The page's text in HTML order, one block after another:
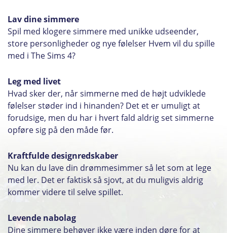
Lav dine simmere
Spil med klogere simmere med unikke udseender,
store personligheder og nye følelser Hvem vil du spille
med i The Sims 4?
Leg med livet
Hvad sker der, når simmerne med de højt udviklede
følelser støder ind i hinanden? Det et er umuligt at
forudsige, men du har i hvert fald aldrig set simmerne
opføre sig på den måde før.
Kraftfulde designredskaber
Nu kan du lave din drømmesimmer så let som at lege
med ler. Det er faktisk så sjovt, at du muligvis aldrig
kommer videre til selve spillet.
Levende nabolag
Dine simmere behøver ikke være inden døre for at